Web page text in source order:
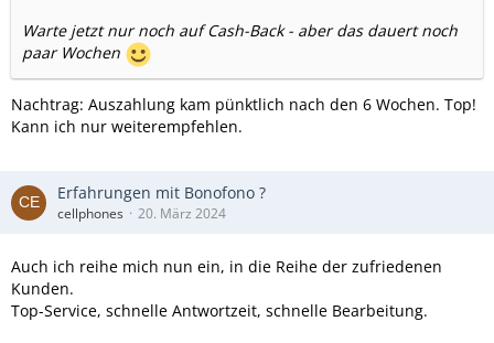
Warte jetzt nur noch auf Cash-Back - aber das dauert noch
paar Wochen
Nachtrag: Auszahlung kam pünktlich nach den 6 Wochen. Top!
Kann ich nur weiterempfehlen.
Erfahrungen mit Bonofono ?
cellphones 20. März 2024
Auch ich reihe mich nun ein, in die Reihe der zufriedenen
Kunden.
Top-Service, schnelle Antwortzeit, schnelle Bearbeitung.